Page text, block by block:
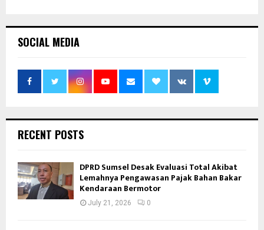
SOCIAL MEDIA
RECENT POSTS
DPRD Sumsel Desak Evaluasi Total Akibat
Lemahnya Pengawasan Pajak Bahan Bakar
Kendaraan Bermotor
July 21, 2026 0